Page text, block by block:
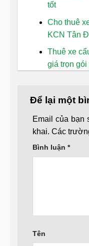
tốt
Cho thuê
KCN Tân
Thuê xe
giá trọn
Để lại một
Email của bạn
khai. Các
Bình luận *
Tên